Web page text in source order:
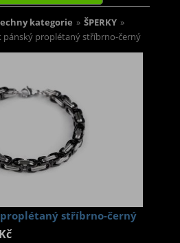
kategorie » ŠPERKY »
pánský proplétaný stříbrno-černý
stříbrno-černý